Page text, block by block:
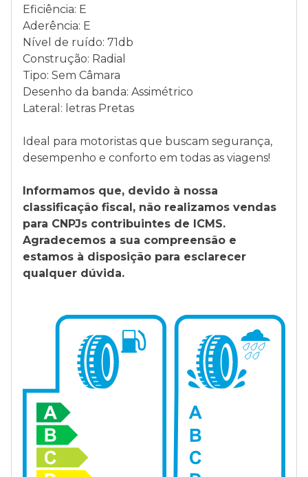
Eficiência: E
Aderência: E
Nível de ruído: 71db
Construção: Radial
Tipo: Sem Câmara
Desenho da banda: Assimétrico
Lateral: letras Pretas
Ideal para motoristas que buscam segurança,
desempenho e conforto em todas as viagens!
Informamos que, devido à nossa
classificação fiscal, não realizamos vendas
para CNPJs contribuintes de ICMS.
Agradecemos a sua compreensão e
estamos à disposição para esclarecer
qualquer dúvida.